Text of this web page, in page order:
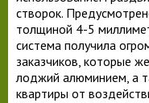
створок.
толщиной 4-5
система получила
заказчиков, которые
лоджий алюминием, а
квартиры от